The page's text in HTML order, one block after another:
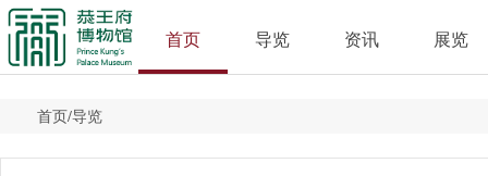
首页 导览 资讯 展览
首页/导览